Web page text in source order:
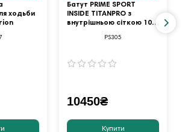
ходьби
Батут PRIME SPORT
INSIDE TITANPRO з
внутрішньою сіткою 10
PS305
10450₴
Купити